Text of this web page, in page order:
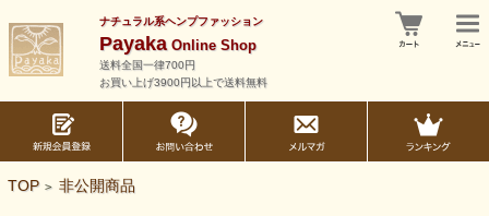
ナチュラル系ヘンプファッション
PayakaOnline Shop
送料全国一律700円
お買い上げ3900円以上で送料無料
TOP > 非公開商品